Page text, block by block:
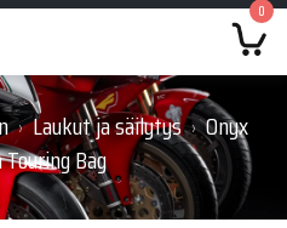
0
› Laukut ja säilytys › Onyx
Bag